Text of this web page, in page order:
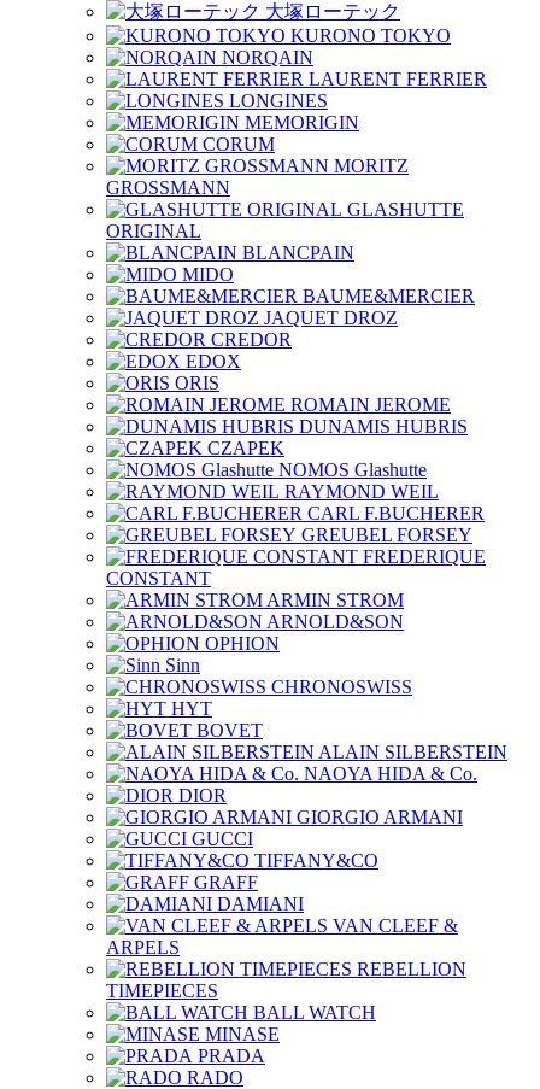
大塚ローテック
KURONO TOKYO
NORQAIN
LAURENT FERRIER
LONGINES
MEMORIGIN
CORUM
MORITZ
GROSSMANN
GLASHUTTE
ORIGINAL
BLANCPAIN
MIDO
BAUME&MERCIER
JAQUET DROZ
CREDOR
EDOX
ORIS
ROMAIN JEROME
DUNAMIS HUBRIS
CZAPEK
NOMOS Glashutte
RAYMOND WEIL
CARL F.BUCHERER
GREUBEL FORSEY
FREDERIQUE
CONSTANT
ARMIN STROM
ARNOLD&SON
OPHION
Sinn
CHRONOSWISS
HYT
BOVET
ALAIN SILBERSTEIN
NAOYA HIDA & Co.
DIOR
GIORGIO ARMANI
GUCCI
TIFFANY&CO
GRAFF
DAMIANI
VAN CLEEF &
ARPELS
REBELLION
TIMEPIECES
BALL WATCH
MINASE
PRADA
RADO